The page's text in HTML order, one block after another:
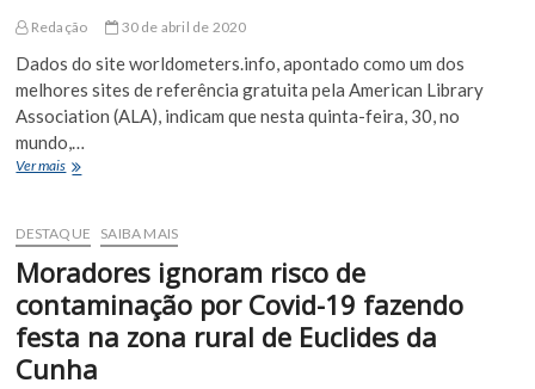
Redação 30 de abril de 2020
Dados do site worldometers.info, apontado como um dos
melhores sites de referência gratuita pela American Library
Association (ALA), indicam que nesta quinta-feira, 30, no
mundo,…
Ver maisCOVID-
de
recuperados
no
mundo
alcança
a
marca
de
DESTAQUE SAIBA MAIS
Moradores ignoram risco de
contaminação por Covid-19 fazendo
festa na zona rural de Euclides da
Cunha